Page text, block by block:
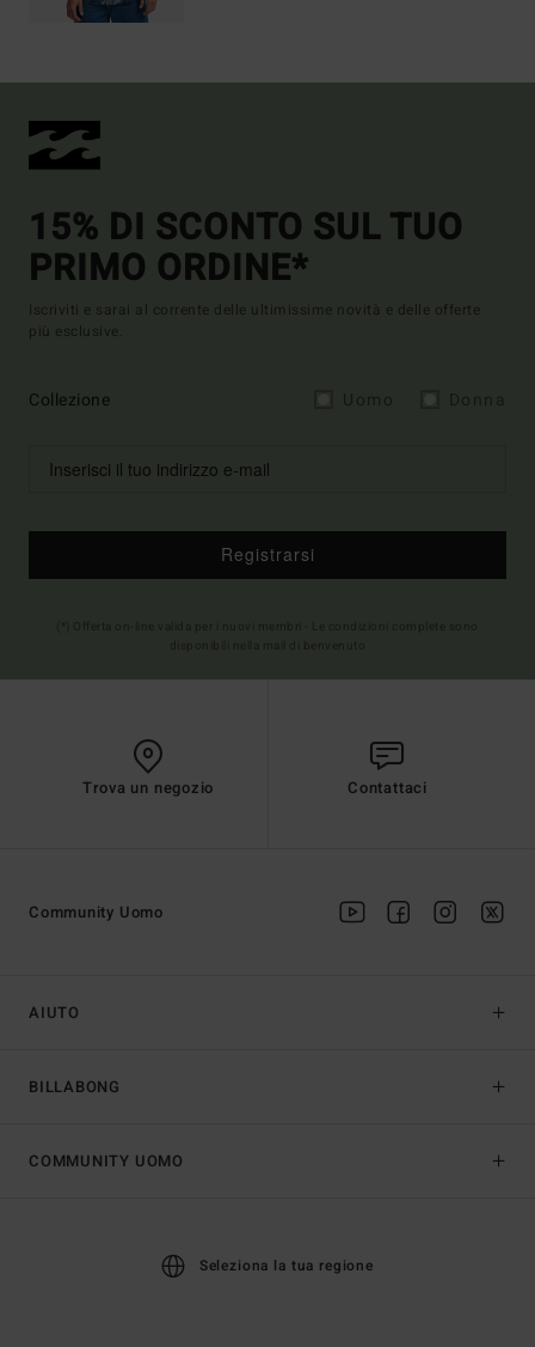
15% DI SCONTO SUL TUO
PRIMO ORDINE*
Iscriviti e sarai al corrente delle ultimissime novità e delle offerte
più esclusive.
Collezione
Registrarsi
Trova un negozio Contattaci
AIUTO
BILLABONG
Community Uomo
COMMUNITY UOMO
Seleziona la tua regione